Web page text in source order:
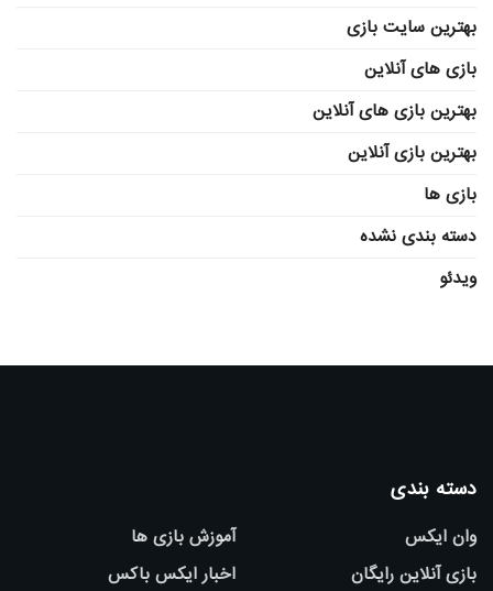
بهترین سایت بازی
بازی های آنلاین
بهترین بازی های آنلاین
بهترین بازی آنلاین
بازی ها
دسته بندی نشده
ویدئو
دسته بندی
وان ایکس
بازی آنلاین رایگان
آموزش بازی ها
اخبار ایکس باکس